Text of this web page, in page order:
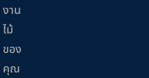
งาน
ไม้
ของ
คุณ